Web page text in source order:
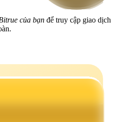
của bạn để truy cập giao dịch